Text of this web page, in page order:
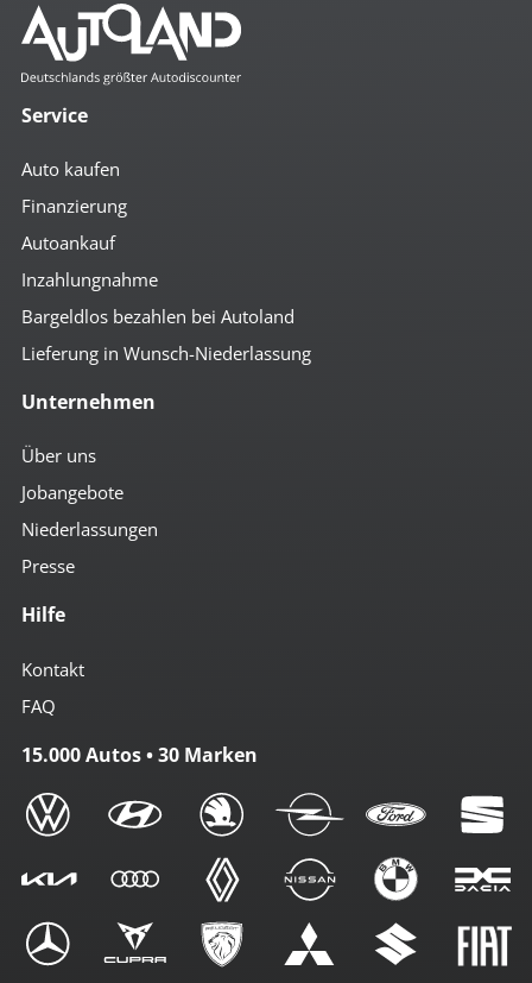
Service
Auto kaufen
Finanzierung
Autoankauf
Inzahlungnahme
Bargeldlos bezahlen bei Autoland
Lieferung in Wunsch-Niederlassung
Unternehmen
Über uns
Jobangebote
Niederlassungen
Presse
Hilfe
Kontakt
FAQ
15.000 Autos • 30 Marken